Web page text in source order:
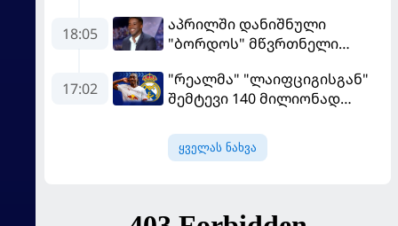
მოიგო, "ტორპედომ" გვიან
გაიღვიძა...
18:05
აპრილში დანიშნული
"ბორდოს" მწვრთნელი
17:02
"რეალმა" "ლაიფციგისგან"
შემტევი 140 მილიონად
ყველას ნახვა